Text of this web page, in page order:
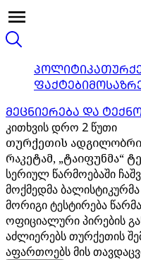
ᲞᲝᲚᲘᲢᲘᲙᲐ
ᲤᲐᲥᲢᲔᲑᲘ
ᲛᲔᲪᲜᲘᲔᲠᲔᲑᲐ ᲓᲐ
კითხვის დრო 2 წუთი
თურქეთის
რაკეტამ, „ტაიფუნმა“
სერიულ წარმოებაში
მოქმედმა ბალისტიკურმა
მორიგი ტესტირება
ოფიციალური პირების
აძლიერებს თურქეთის
აფართოებს მის